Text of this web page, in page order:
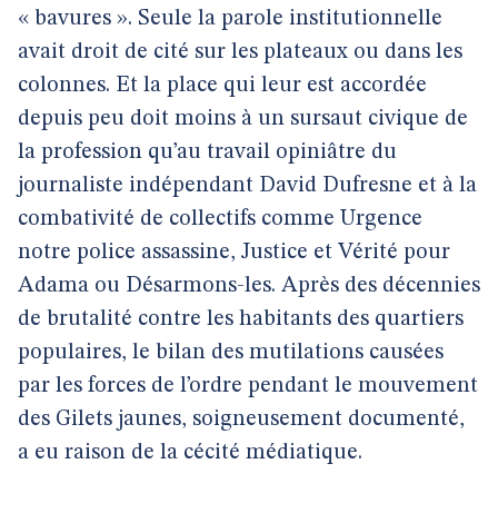
« bavures ». Seule la parole institutionnelle
avait droit de cité sur les plateaux ou dans les
colonnes. Et la place qui leur est accordée
depuis peu doit moins à un sursaut civique de
la profession qu’au travail opiniâtre du
journaliste indépendant David Dufresne et à la
combativité de collectifs comme Urgence
notre police assassine, Justice et Vérité pour
Adama ou Désarmons-les. Après des décennies
de brutalité contre les habitants des quartiers
populaires, le bilan des mutilations causées
par les forces de l’ordre pendant le mouvement
des Gilets jaunes, soigneusement documenté,
a eu raison de la cécité médiatique.